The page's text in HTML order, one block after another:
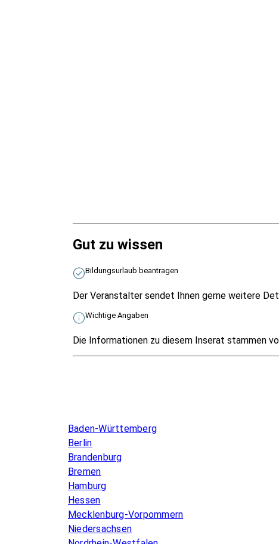
Gut zu wissen
Bildungsurlaub beantragen
Der Veranstalter sendet Ihnen gerne weitere
Wichtige Angaben
Die Informationen zu diesem Inserat stammen
Baden-Württemberg
Berlin
Brandenburg
Bremen
Hamburg
Hessen
Mecklenburg-Vorpommern
Niedersachsen